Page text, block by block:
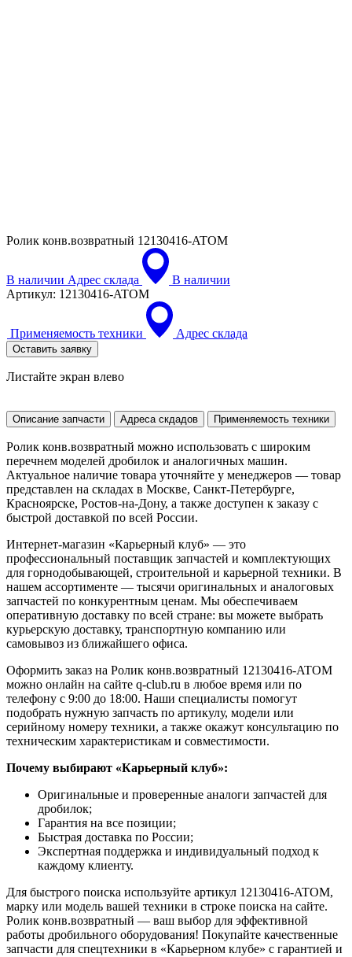
Ролик конв.возвратный 12130416-ATOM
В наличии Адрес склада
В наличии
Артикул: 12130416-ATOM
Применяемость техники Адрес склада
Оставить заявку
Листайте экран влево
Описание запчасти Адреса скдадов Применяемость техники
Ролик конв.возвратный можно использовать с широким
перечнем моделей дробилок и аналогичных машин.
Актуальное наличие товара уточняйте у менеджеров — товар
представлен на складах в Москве, Санкт-Петербурге,
Красноярске, Ростов-на-Дону, а также доступен к заказу с
быстрой доставкой по всей России.
Интернет-магазин «Карьерный клуб» — это
профессиональный поставщик запчастей и комплектующих
для горнодобывающей, строительной и карьерной техники. В
нашем ассортименте — тысячи оригинальных и аналоговых
запчастей по конкурентным ценам. Мы обеспечиваем
оперативную доставку по всей стране: вы можете выбрать
курьерскую доставку, транспортную компанию или
самовывоз из ближайшего офиса.
Оформить заказ на Ролик конв.возвратный 12130416-ATOM
можно онлайн на сайте q-club.ru в любое время или по
телефону с 9:00 до 18:00. Наши специалисты помогут
подобрать нужную запчасть по артикулу, модели или
серийному номеру техники, а также окажут консультацию по
техническим характеристикам и совместимости.
Почему выбирают «Карьерный клуб»:
Оригинальные и проверенные аналоги запчастей для
дробилок;
Гарантия на все позиции;
Быстрая доставка по России;
Экспертная поддержка и индивидуальный подход к
каждому клиенту.
Для быстрого поиска используйте артикул 12130416-ATOM,
марку или модель вашей техники в строке поиска на сайте.
Ролик конв.возвратный — ваш выбор для эффективной
работы дробильного оборудования! Покупайте качественные
запчасти для спецтехники в «Карьерном клубе» с гарантией и